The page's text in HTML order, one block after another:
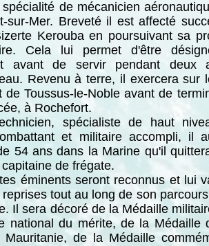
de mécanicien
sur-Mer. Breveté il est affecté
Kerouba en poursuivant sa
Cela lui permet d'être
avant de servir pendant deux
Revenu à terre, il exercera sur
de Toussus-le-Noble avant de
à Rochefort.
spécialiste de haut
et militaire accompli, il
54 ans dans la Marine qu'il
de frégate.
éminents seront reconnus et lui
reprises tout au long de son
Il sera décoré de la Médaille
national du mérite, de la Médaille
Mauritanie, de la Médaille